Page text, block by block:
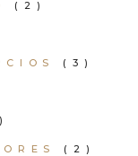
(2)
(3)
(2)